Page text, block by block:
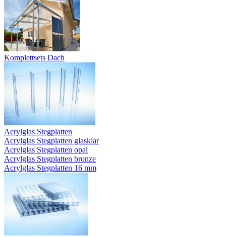
Komplettsets Dach
Acrylglas Stegplatten
Acrylglas Stegplatten glasklar
Acrylglas Stegplatten opal
Acrylglas Stegplatten bronze
Acrylglas Stegplatten 16 mm